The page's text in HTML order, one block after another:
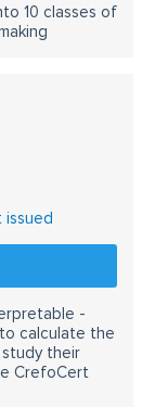
10 classes of
-
calculate the
their
CrefoCert